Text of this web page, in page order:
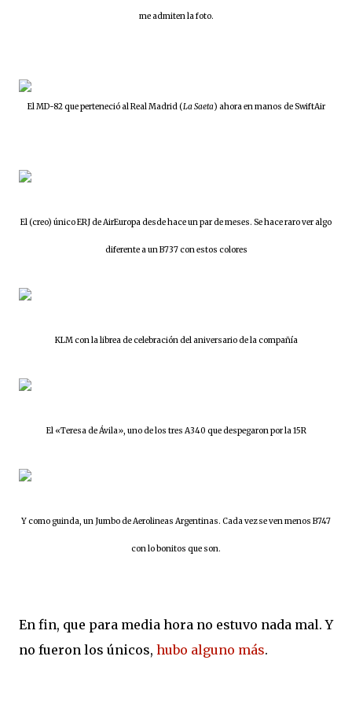
me admiten la foto.
El MD-82 que perteneció al Real Madrid (La Saeta) ahora en manos de SwiftAir
El (creo) único ERJ de AirEuropa desde hace un par de meses. Se hace raro ver algo
diferente a un B737 con estos colores
KLM con la librea de celebración del aniversario de la compañía
El «Teresa de Ávila», uno de los tres A340 que despegaron por la 15R
Y como guinda, un Jumbo de Aerolineas Argentinas. Cada vez se ven menos B747
con lo bonitos que son.
En fin, que para media hora no estuvo nada mal. Y
no fueron los únicos, hubo alguno más.